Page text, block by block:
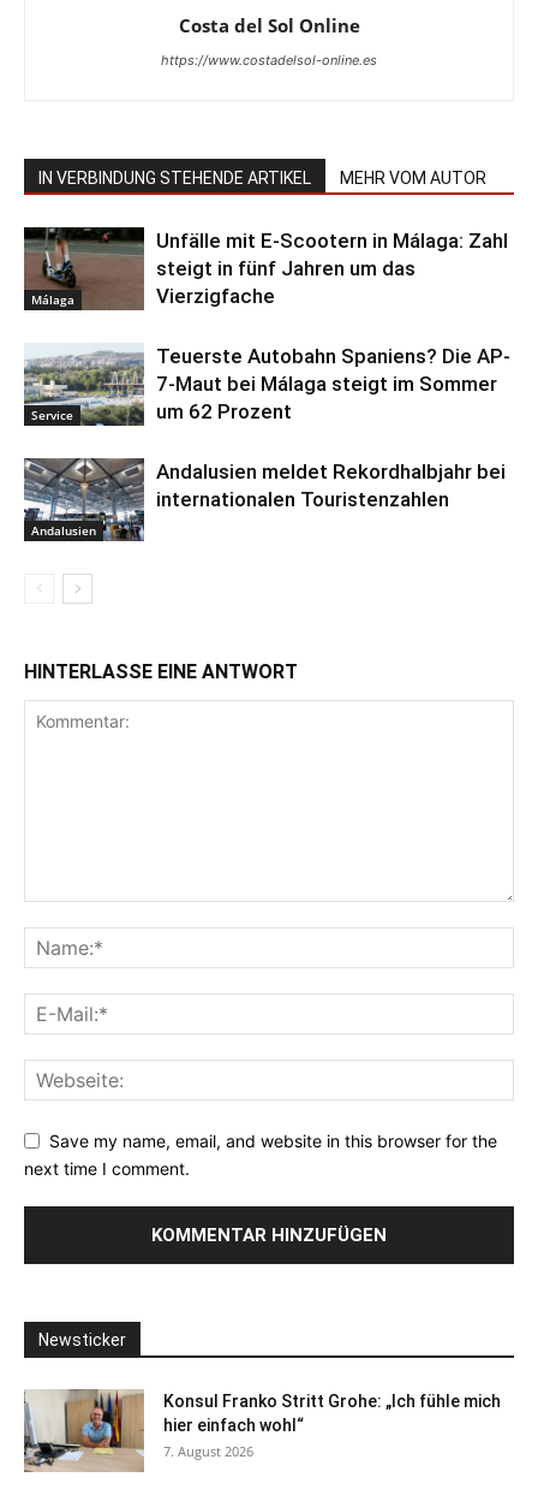
Costa del Sol Online
https://www.costadelsol-online.es
IN VERBINDUNG STEHENDE ARTIKEL MEHR VOM AUTOR
Málaga
Unfälle mit E-Scootern in Málaga: Zahl
steigt in fünf Jahren um das
Vierzigfache
Service
Teuerste Autobahn Spaniens? Die AP-
7-Maut bei Málaga steigt im Sommer
um 62 Prozent
Andalusien
Andalusien meldet Rekordhalbjahr bei
internationalen Touristenzahlen
HINTERLASSE EINE ANTWORT
Save my name, email, and website in this browser for the
next time I comment.
Newsticker
Konsul Franko Stritt Grohe: „Ich fühle mich
hier einfach wohl“
7. August 2026